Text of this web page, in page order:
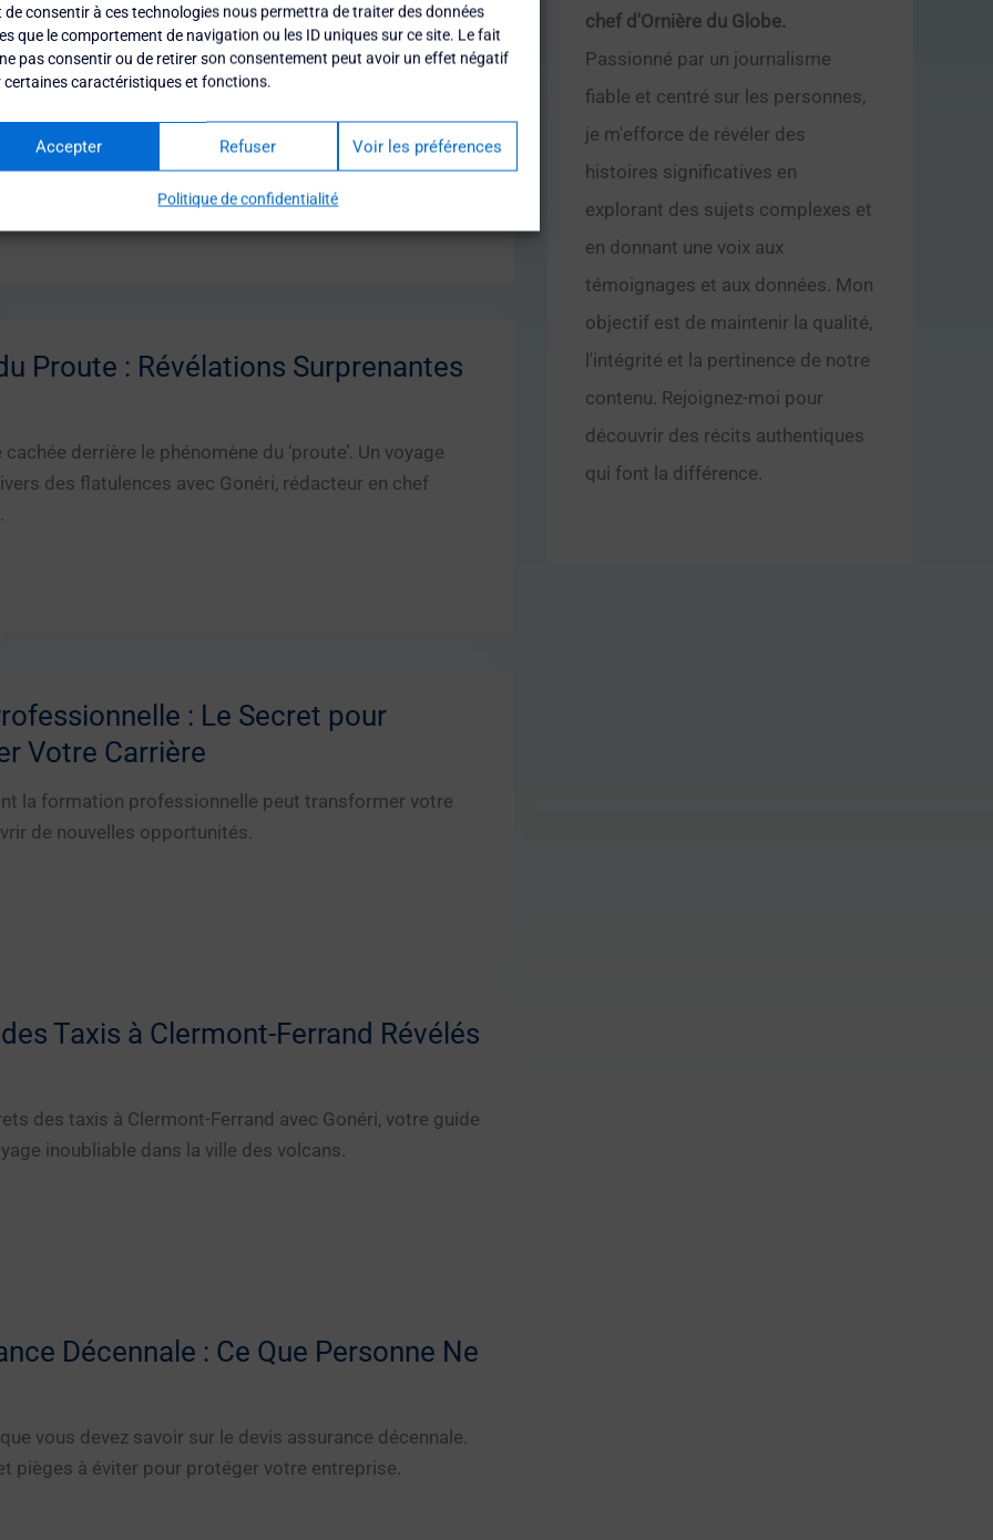
de consentir à ces technologies nous permettra de traiter des données
que le comportement de navigation ou les ID uniques sur ce site. Le fait
pas consentir ou de retirer son consentement peut avoir un effet négatif
certaines caractéristiques et fonctions.
Accepter Refuser Voir les préférences
Politique de confidentialité
: Tout Ce Que Vous Devez Savoir
vous devez savoir sur le filet piscine. Astuces,
surprenantes par Gonéri, rédacteur en chef d’Ornière
Proute : Révélations Surprenantes
derrière le phénomène du ‘proute’. Un voyage
des flatulences avec Gonéri, rédacteur en chef
: Le Secret pour
Votre Carrière
la formation professionnelle peut transformer votre
de nouvelles opportunités.
Taxis à Clermont-Ferrand Révélés
des taxis à Clermont-Ferrand avec Gonéri, votre guide
inoubliable dans la ville des volcans.
Décennale : Ce Que Personne Ne
vous devez savoir sur le devis assurance décennale.
pièges à éviter pour protéger votre entreprise.
chef d'Ornière du Globe.
Passionné par un journalisme
fiable et centré sur les personnes,
je m'efforce de révéler des
histoires significatives en
explorant des sujets complexes et
en donnant une voix aux
témoignages et aux données. Mon
objectif est de maintenir la qualité,
l'intégrité et la pertinence de notre
contenu. Rejoignez-moi pour
découvrir des récits authentiques
qui font la différence.